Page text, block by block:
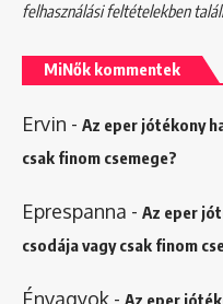
felhasználási feltételekben
MiNők kommentek
Ervin - Az eper jótékony
csak finom csemege?
Eprespanna - Az eper
csodája vagy csak finom
Énvagyok - Az eper